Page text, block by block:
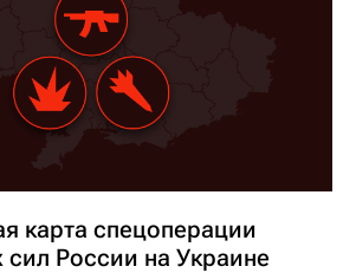
карта спецоперации
России на Украине